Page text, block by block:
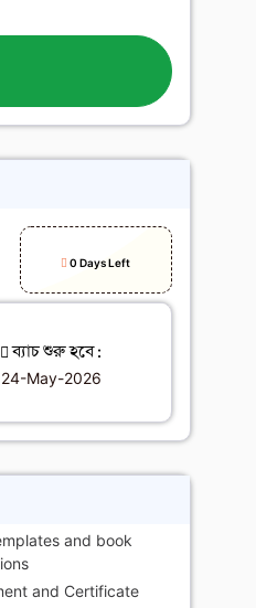
0 Days Left
ব্যাচ শুরু হবে :
24-May-2026
and book
and Certificate